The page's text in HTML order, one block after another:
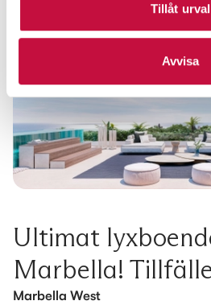
Tillåt urval
Avvisa
Ultimat
Marbella!
Marbella West